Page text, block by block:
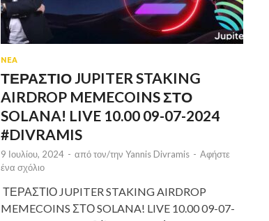
ΝΕΑ
ΤΕΡΑΣΤΙΟ JUPITER STAKING
AIRDROP MEMECOINS ΣΤΟ
SOLANA! LIVE 10.00 09-07-2024
#DIVRAMIS
9 Ιουλίου, 2024 - από τον/την Yannis Divramis - Αφήστε
ένα σχόλιο
ΤΕΡΑΣΤΙΟ JUPITER STAKING AIRDROP
MEMECOINS ΣΤΟ SOLANA! LIVE 10.00 09-07-